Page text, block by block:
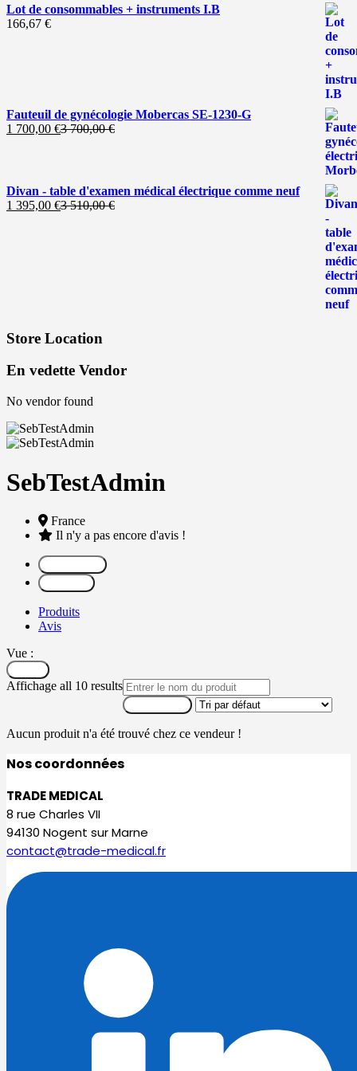
Lot de consommables + instruments I.B
166,67 €
Fauteuil de gynécologie Mobercas SE-1230-G
1 700,00 €Le
1
700,00 €.
3 700,00€Le
700,00 €.
Divan - table d'examen médical électrique comme neuf
1 395,00 €Le
3 510,00€Le
Store Location
En vedette Vendor
No vendor found
SebTestAdmin
France
Il n'y a pas encore d'avis !
Produits
Avis
Vue :
Affichage all 10 results
Aucun produit n'a été trouvé chez ce vendeur !
Nos coordonnées
TRADE MEDICAL
8 rue Charles VII
94130 Nogent sur Marne
contact@trade-medical.fr